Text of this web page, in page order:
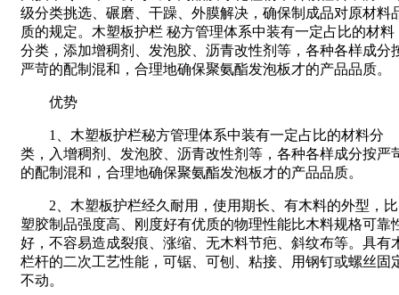
级分类挑选、碾磨、干躁、外膜解决，确保制成品对原材料
质的规定。木塑板护栏 秘方管理体系中装有一定占比的材料
分类，添加增稠剂、发泡胶、沥青改性剂等，各种各样成分
严苛的配制混和，合理地确保聚氨酯发泡板才的产品品质。
优势
1、木塑板护栏秘方管理体系中装有一定占比的材料分
类，入增稠剂、发泡胶、沥青改性剂等，各种各样成分按严
的配制混和，合理地确保聚氨酯发泡板才的产品品质。
2、木塑板护栏经久耐用，使用期长、有木料的外型，比
塑胶制品强度高、刚度好有优质的物理性能比木料规格可靠
好，不容易造成裂痕、涨缩、无木料节疤、斜纹布等。具有
栏杆的二次工艺性能，可锯、可刨、粘接、用钢钉或螺丝固
不动。